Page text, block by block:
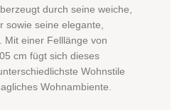
durch seine weiche,
sowie seine elegante,
Mit einer Felllänge von
cm fügt sich dieses
Wohnstile
Wohnambiente.